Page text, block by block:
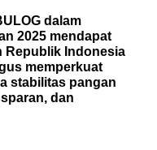
dalam
2025 mendapat
Republik Indonesia
memperkuat
stabilitas pangan
dan